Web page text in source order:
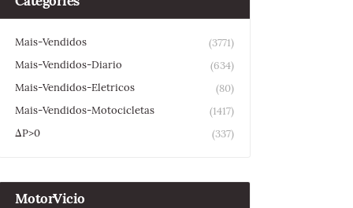
Mais-Vendidos
(3771)
Mais-Vendidos-Diario
(634)
Mais-Vendidos-Eletricos
(80)
Mais-Vendidos-Motocicletas
(1417)
ΔP>0
(337)
MotorVicio